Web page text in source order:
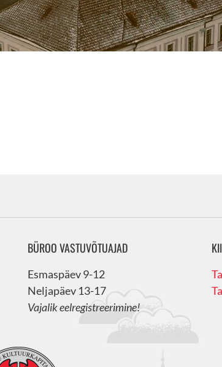
BÜROO VASTUVÕTUAJAD
Esmaspäev 9-12
Neljapäev 13-17
Vajalik eelregistreerimine!